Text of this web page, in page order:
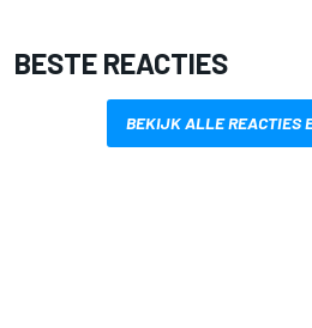
BESTE REACTIES
BEKIJK ALLE REACTIES